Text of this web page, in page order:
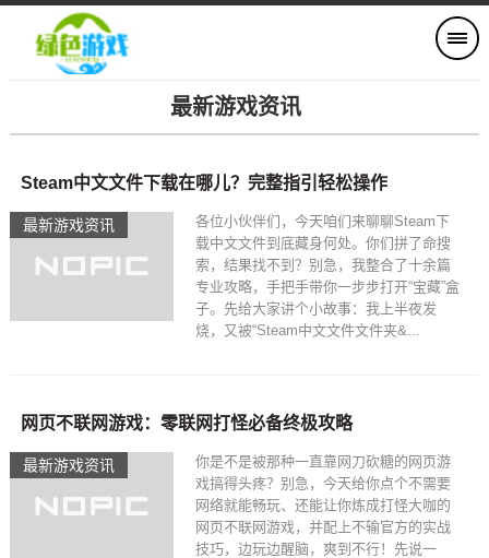
最新游戏资讯
最新游戏资讯
Steam中文文件下载在哪儿？完整指引轻松操作
各位小伙伴们，今天咱们来聊聊Steam下
载中文文件到底藏身何处。你们拼了命搜
索，结果找不到？别急，我整合了十余篇
专业攻略，手把手带你一步步打开“宝藏”盒
子。先给大家讲个小故事：我上半夜发
烧，又被“Steam中文文件文件夹&...
最新游戏资讯
网页不联网游戏：零联网打怪必备终极攻略
你是不是被那种一直靠网刀砍糖的网页游
戏搞得头疼？别急，今天给你点个不需要
网络就能畅玩、还能让你炼成打怪大咖的
网页不联网游戏，并配上不输官方的实战
技巧，边玩边醒脑，爽到不行！先说一